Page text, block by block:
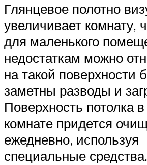
Глянцевое полотно
увеличивает комнату,
для маленького
недостаткам можно
на такой поверхности
заметны разводы и
Поверхность потолка
комнате придется
ежедневно, используя
специальные средства.